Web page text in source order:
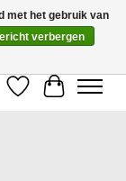
kunnen dezelfde
Verlanglijst
met het gebruik van
verbergen